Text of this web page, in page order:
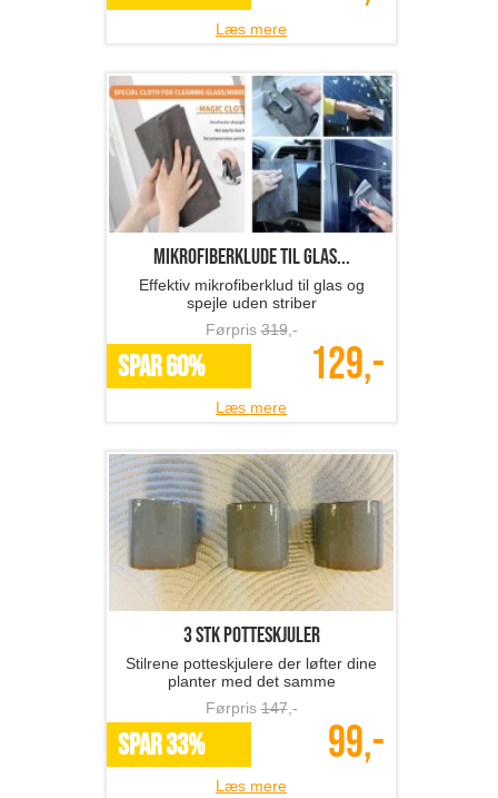
Læs mere
Mikrofiberklude til glas...
Effektiv mikrofiberklud til glas og
spejle uden striber
Førpris319,-
SPAR 60% 129,-
Læs mere
3 stk potteskjuler
Stilrene potteskjulere der løfter dine
planter med det samme
Førpris147,-
SPAR 33% 99,-
Læs mere